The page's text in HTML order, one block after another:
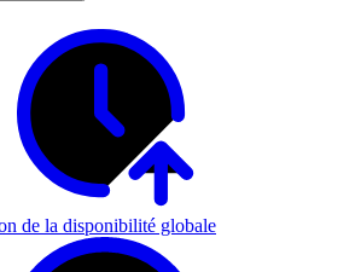
de la disponibilité globale